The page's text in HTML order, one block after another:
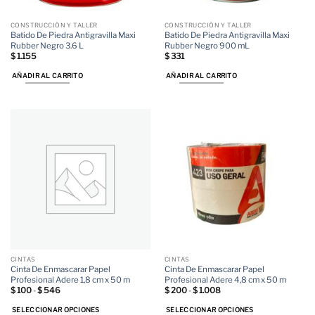
CONSTRUCCIÓN Y TALLER
Batido De Piedra Antigravilla Maxi
Rubber Negro 3.6 L
$1.155
AÑADIR AL CARRITO
CONSTRUCCIÓN Y TALLER
Batido De Piedra Antigravilla Maxi
Rubber Negro 900 mL
$331
AÑADIR AL CARRITO
CINTAS
Cinta De Enmascarar Papel
Profesional Adere 1,8 cm x 50 m
$100 -$546Rango
precios:
SELECCIONAR OPCIONES
CINTAS
Cinta De Enmascarar Papel
Profesional Adere 4,8 cm x 50 m
$200 -$1.008Rango
precios:
SELECCIONAR OPCIONES